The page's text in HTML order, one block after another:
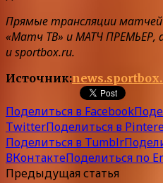
Прямые трансляции
«Матч ТВ» и МАТЧ ПРЕМЬЕР,
и sportbox.ru.
Источник:
Поделиться в Facebook
TwitterПоделиться в
Поделиться в Tumblr
ВКонтактеПоделиться по
Предыдущая статья